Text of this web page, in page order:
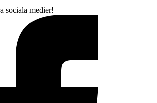
sociala medier!